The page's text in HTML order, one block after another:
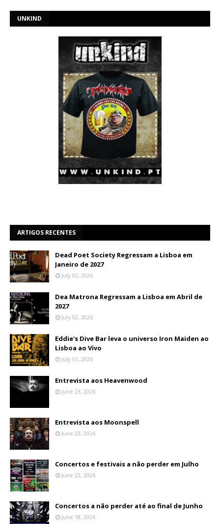
UNKIND
ARTIGOS RECENTES
Dead Poet Society Regressam a Lisboa em
Janeiro de 2027
July 02, 2026
Dea Matrona Regressam a Lisboa em Abril de
2027
July 02, 2026
Eddie's Dive Bar leva o universo Iron Maiden ao
Lisboa ao Vivo
July 01, 2026
Entrevista aos Heavenwood
June 23, 2026
Entrevista aos Moonspell
June 23, 2026
Concertos e festivais a não perder em Julho
June 22, 2026
Concertos a não perder até ao final de Junho
June 18, 2026